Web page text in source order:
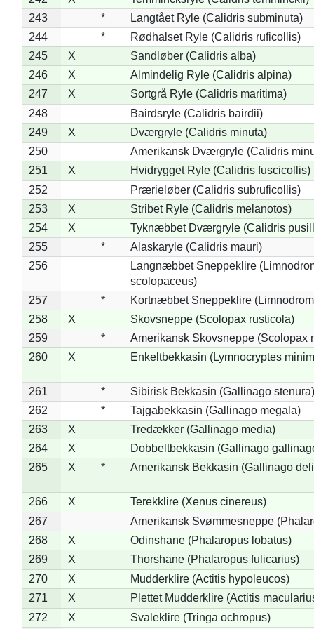
243
*
Langtået Ryle (Calidris subminuta)
244
*
Rødhalset Ryle (Calidris ruficollis)
245
X
Sandløber (Calidris alba)
246
X
Almindelig Ryle (Calidris alpina)
247
X
Sortgrå Ryle (Calidris maritima)
248
Bairdsryle (Calidris bairdii)
249
X
Dværgryle (Calidris minuta)
250
Amerikansk Dværgryle (Calidris
251
X
Hvidrygget Ryle (Calidris fuscicollis)
252
Prærieløber (Calidris subruficollis)
253
X
Stribet Ryle (Calidris melanotos)
254
X
Tyknæbbet Dværgryle (Calidris
255
*
Alaskaryle (Calidris mauri)
256
Langnæbbet Sneppeklire
scolopaceus)
257
*
Kortnæbbet Sneppeklire
258
X
Skovsneppe (Scolopax rusticola)
259
*
Amerikansk Skovsneppe (Scolopax
260
X Enkeltbekkasin (Lymnocryptes
261 *
Sibirisk Bekkasin (Gallinago stenura)
262
*
Tajgabekkasin (Gallinago megala)
263
X
Tredækker (Gallinago media)
264
X
Dobbeltbekkasin (Gallinago
265
X * Amerikansk Bekkasin (Gallinago
266 X
Terekklire (Xenus cinereus)
267
Amerikansk Svømmesneppe
268
X
Odinshane (Phalaropus lobatus)
269
X
Thorshane (Phalaropus fulicarius)
270
X
Mudderklire (Actitis hypoleucos)
271
X
Plettet Mudderklire (Actitis
272
X
Svaleklire (Tringa ochropus)